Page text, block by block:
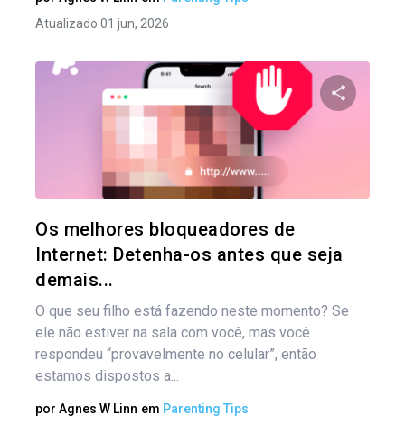
Atualizado 01 jun, 2026
Os melhores bloqueadores de
Internet: Detenha-os antes que seja
demais...
O que seu filho está fazendo neste momento? Se
ele não estiver na sala com você, mas você
respondeu “provavelmente no celular”, então
estamos dispostos a...
por Agnes W Linn em Parenting Tips